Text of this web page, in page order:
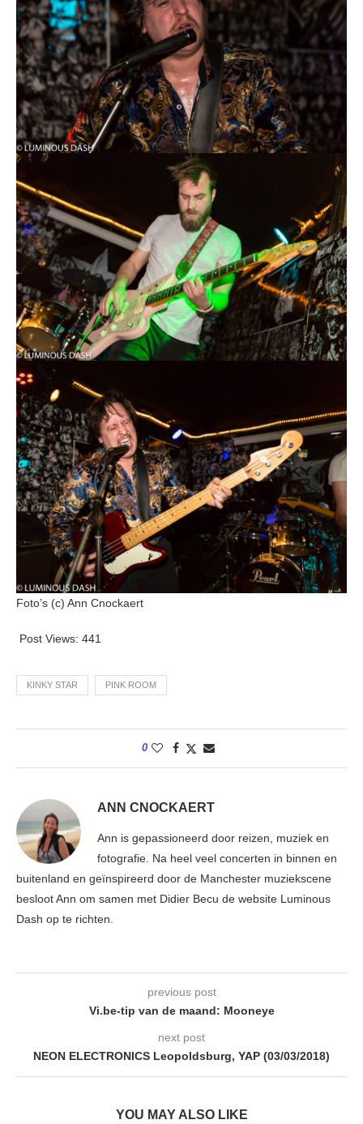
Foto’s (c) Ann Cnockaert
Post Views: 441
KINKY STAR PINK ROOM
0
ANN CNOCKAERT
Ann is gepassioneerd door reizen, muziek en
fotografie. Na heel veel concerten in binnen en
buitenland en geïnspireerd door de Manchester muziekscene
besloot Ann om samen met Didier Becu de website Luminous
Dash op te richten.
previous post
Vi.be-tip van de maand: Mooneye
next post
NEON ELECTRONICS Leopoldsburg, YAP (03/03/2018)
YOU MAY ALSO LIKE